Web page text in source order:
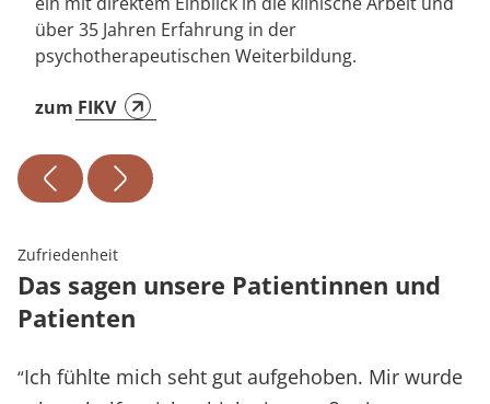
über 35 Jahren Erfahrung in der
psychotherapeutischen Weiterbildung.
zum FIKV
Zufriedenheit
Das sagen unsere Patientinnen und
Patienten
“Ich fühlte mich seht gut aufgehoben. Mir wurde